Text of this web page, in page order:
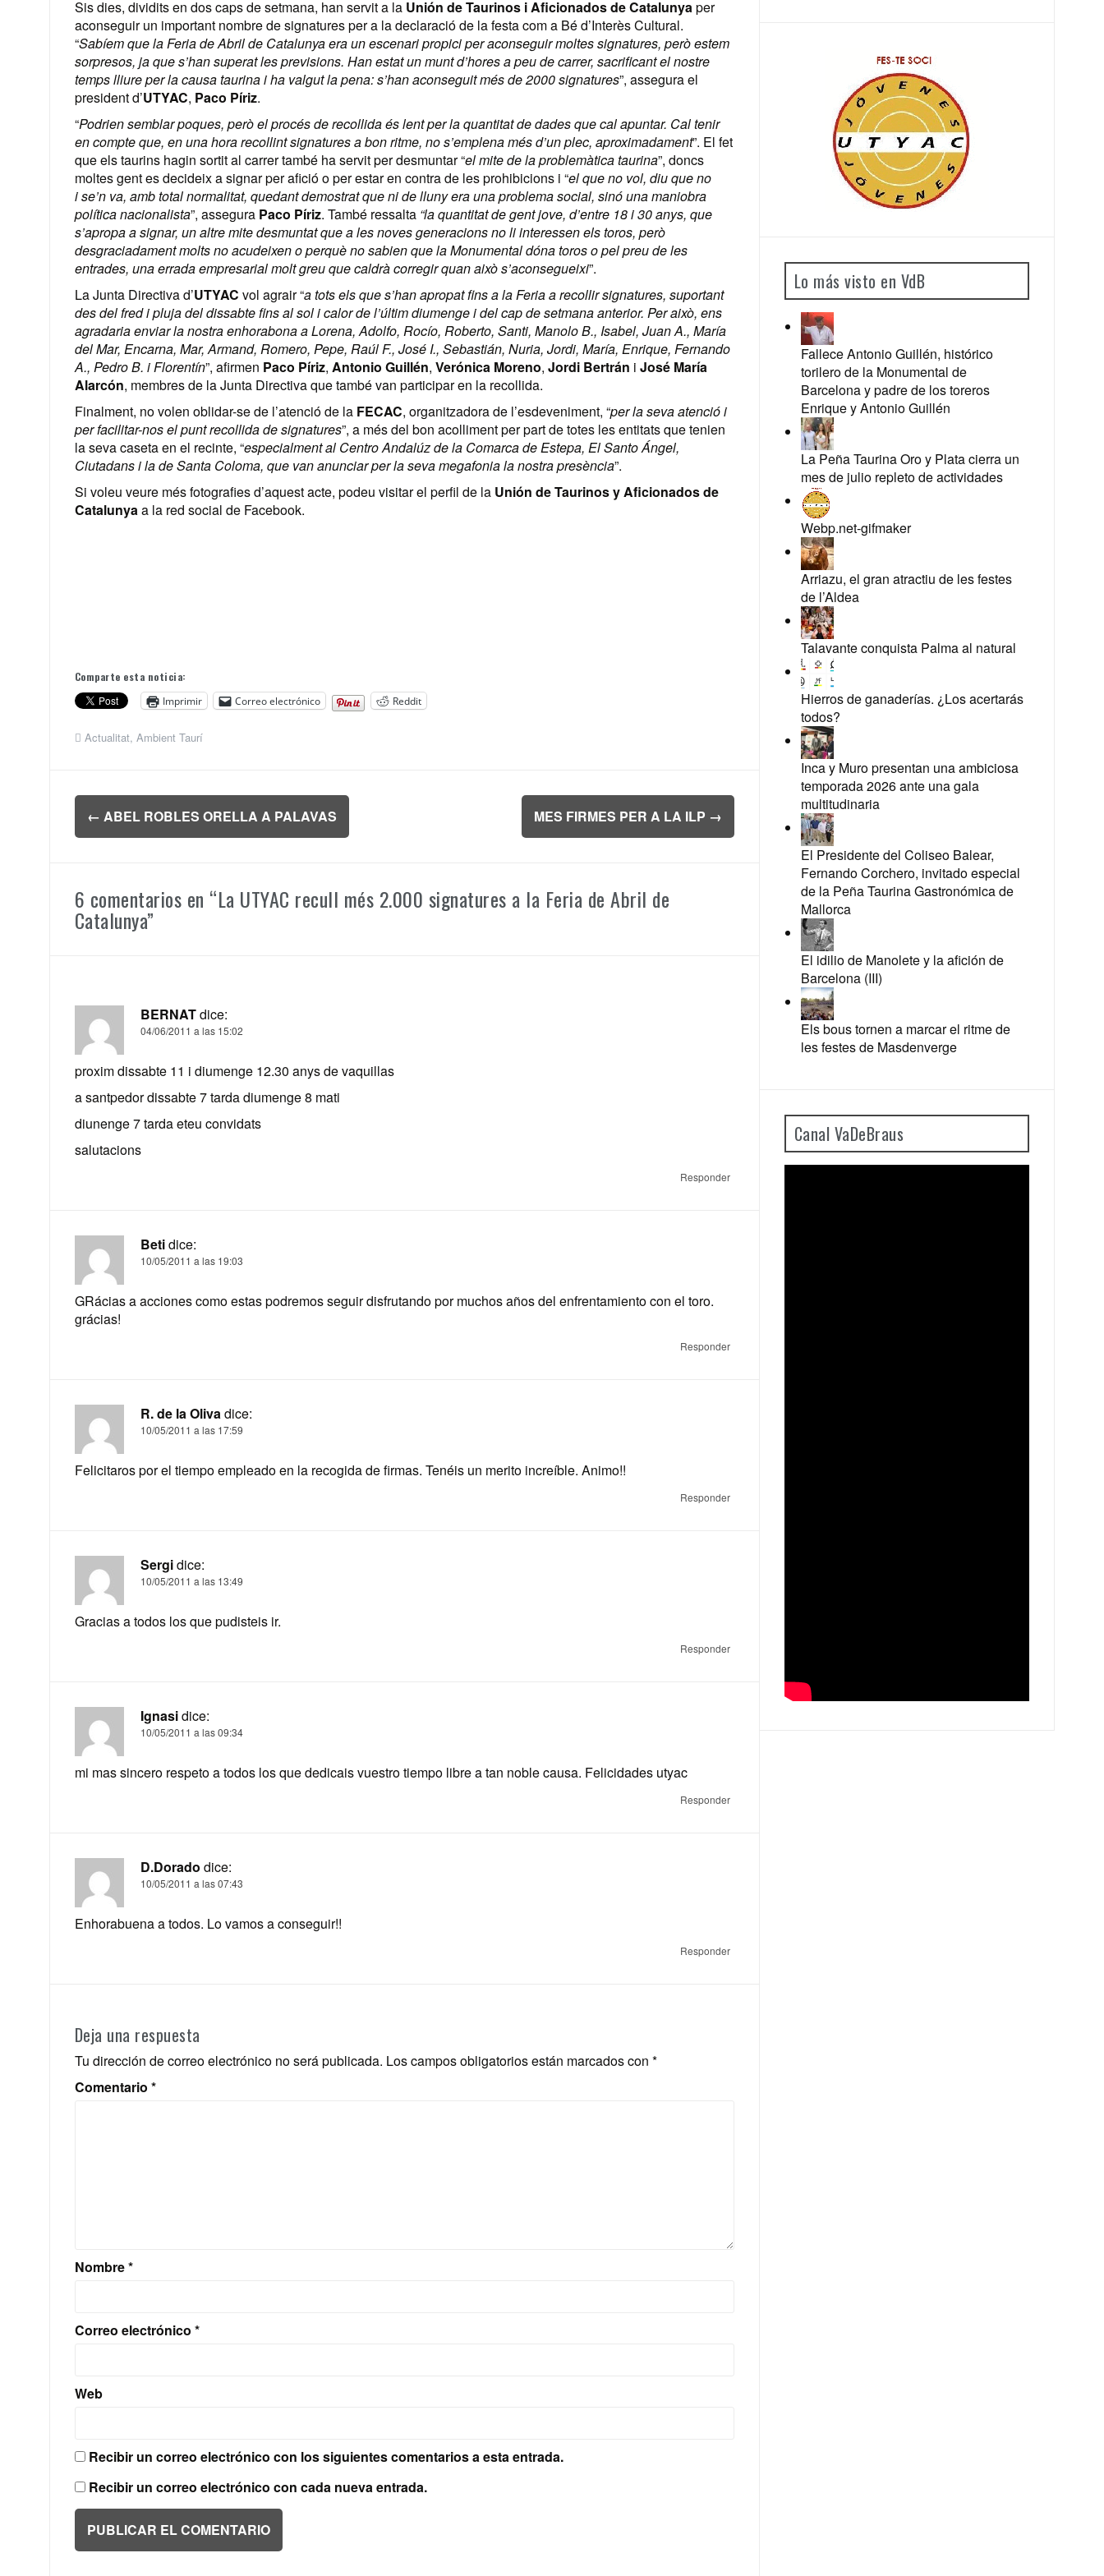
Sis dies, dividits en dos caps de setmana, han servit a la Unión de Taurinos i Aficionados de Catalunyaper
aconseguir un important nombre de signatures per a la declaració de la festa com a Bé d’Interès Cultural.
“Sabíem que la Feria de Abril de Catalunya era un escenari propici per aconseguir moltes signatures, però estem
sorpresos, ja que s’han superat les previsions. Han estat un munt d’hores a peu de carrer, sacrificant el nostre
temps lliure per la causa taurina i ha valgut la pena: s’han aconseguit més de 2000 signatures”, assegura el
president d’UTYAC, Paco Píriz.
“Podrien semblar poques, però el procés de recollida és lent per la quantitat de dades que cal apuntar. Cal tenir
en compte que, en una hora recollint signatures a bon ritme, no s’emplena més d’un plec, aproximadament”. El fet
que els taurins hagin sortit al carrer també ha servit per desmuntar “el mite de la problemàtica taurina”, doncs
moltes gent es decideix a signar per afició o per estar en contra de les prohibicions i “el que no vol, diu que no
i se’n va, amb total normalitat, quedant demostrat que ni de lluny era una problema social, sinó una maniobra
política nacionalista”, assegura Paco Píriz. També ressalta “la quantitat de gent jove, d’entre 18 i 30 anys, que
s’apropa a signar, un altre mite desmuntat que a les noves generacions no li interessen els toros, però
desgraciadament molts no acudeixen o perquè no sabien que la Monumental dóna toros o pel preu de les
entrades, una errada empresarial molt greu que caldrà corregir quan això s’aconsegueixi”.
La Junta Directiva d’UTYAC vol agrair “a tots els que s’han apropat fins a la Feria a recollir signatures, suportant
des del fred i pluja del dissabte fins al sol i calor de l’últim diumenge i del cap de setmana anterior. Per això, ens
agradaria enviar la nostra enhorabona a Lorena, Adolfo, Rocío, Roberto, Santi, Manolo B., Isabel, Juan A., María
del Mar, Encarna, Mar, Armand, Romero, Pepe, Raúl F., José I., Sebastián, Nuria, Jordi, María, Enrique, Fernando
A., Pedro B. i Florentín”, afirmen Paco Píriz, Antonio Guillén, Verónica Moreno, Jordi Bertrán i José María
Alarcón, membres de la Junta Directiva que també van participar en la recollida.
Finalment, no volen oblidar-se de l’atenció de la FECAC, organitzadora de l’esdeveniment, “per la seva atenció i
per facilitar-nos el punt recollida de signatures”, a més del bon acolliment per part de totes les entitats que tenien
la seva caseta en el recinte, “especialment al Centro Andalúz de la Comarca de Estepa, El Santo Ángel,
Ciutadans i la de Santa Coloma, que van anunciar per la seva megafonia la nostra presència”.
Si voleu veure més fotografies d’aquest acte, podeu visitar el perfil de laUnión de Taurinos y Aficionados de
Catalunyaa la red social de Facebook.
Comparte esta noticia:
Imprimir
Correo electrónico Reddit
Actualitat, Ambient Taurí
Navegación
de← ABEL ROBLES ORELLA A PALAVAS MES FIRMES PER A LA ILP →
6 comentarios en “La UTYAC recull més 2.000 signatures a la Feria de Abril de
Catalunya”
BERNATdice:
04/06/2011 a las 15:02
proxim dissabte 11 i diumenge 12.30 anys de vaquillas
a santpedor dissabte 7 tarda diumenge 8 mati
diunenge 7 tarda eteu convidats
salutacions
Responder
Betidice:
10/05/2011 a las 19:03
GRácias a acciones como estas podremos seguir disfrutando por muchos años del enfrentamiento con el toro.
grácias!
Responder
R. de la Olivadice:
10/05/2011 a las 17:59
Felicitaros por el tiempo empleado en la recogida de firmas. Tenéis un merito increíble. Animo!!
Responder
Sergidice:
10/05/2011 a las 13:49
Gracias a todos los que pudisteis ir.
Responder
Ignasidice:
10/05/2011 a las 09:34
mi mas sincero respeto a todos los que dedicais vuestro tiempo libre a tan noble causa. Felicidades utyac
Responder
D.Dorado dice:
10/05/2011 a las 07:43
Enhorabuena a todos. Lo vamos a conseguir!!
Responder
Deja una respuesta
Tu dirección de correo electrónico no será publicada. Los campos obligatorios están marcados con *
Comentario *
Nombre*
Correo electrónico *
Web
Recibir un correo electrónico con los siguientes comentarios a esta entrada.
Recibir un correo electrónico con cada nueva entrada.
Lo más visto en VdB
Fallece Antonio Guillén, histórico
torilero de la Monumental de
Barcelona y padre de los toreros
Enrique y Antonio Guillén
La Peña Taurina Oro y Plata cierra un
mes de julio repleto de actividades
Webp.net-gifmaker
Arriazu, el gran atractiu de les festes
de l’Aldea
Talavante conquista Palma al natural
Hierros de ganaderías. ¿Los acertarás
todos?
Inca y Muro presentan una ambiciosa
temporada 2026 ante una gala
multitudinaria
El Presidente del Coliseo Balear,
Fernando Corchero, invitado especial
de la Peña Taurina Gastronómica de
Mallorca
El idilio de Manolete y la afición de
Barcelona (III)
Els bous tornen a marcar el ritme de
les festes de Masdenverge
Canal VaDeBraus